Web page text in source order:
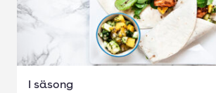
I säsong